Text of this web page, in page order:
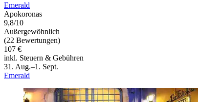
Emerald
Apokoronas
9,8/10
Außergewöhnlich
(22 Bewertungen)
107 €
inkl. Steuern & Gebühren
31. Aug.–1. Sept.
Emerald